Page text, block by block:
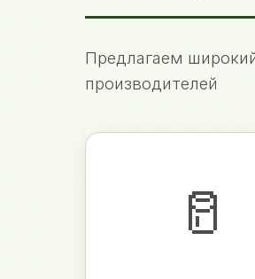
Предлагаем
производителей
🥛